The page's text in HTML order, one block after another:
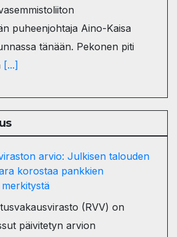
puheenjohtaja Aino-Kaisa
tänään. Pekonen piti
[...]
arvio: Julkisen talouden
korostaa pankkien
(RVV) on
päivitetyn arvion